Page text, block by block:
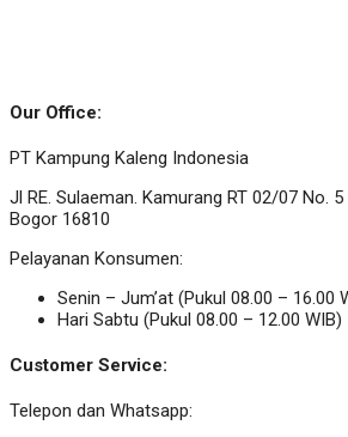
Our Office:
PT Kampung Kaleng Indonesia
Jl RE. Sulaeman. Kamurang RT 02/07 No.
Bogor 16810
Pelayanan Konsumen:
Senin – Jum’at (Pukul 08.00 – 16.00
Hari Sabtu (Pukul 08.00 – 12.00 WIB)
Customer Service:
Telepon dan Whatsapp: